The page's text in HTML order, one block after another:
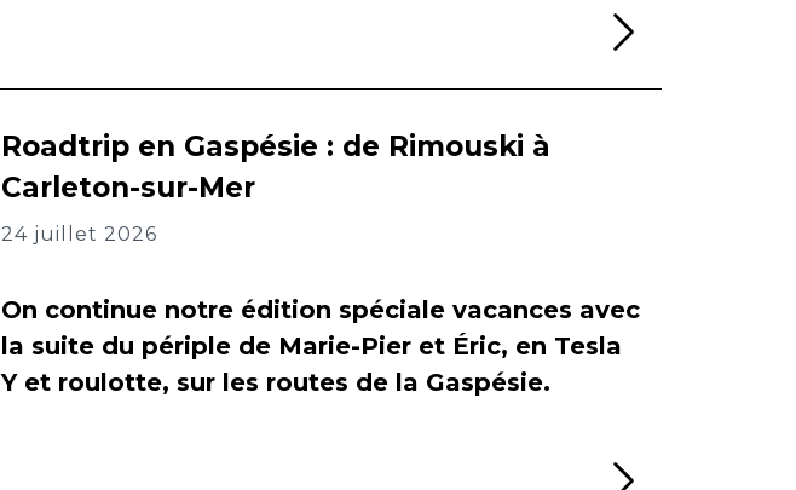
Roadtrip en Gaspésie : de Rimouski à
Carleton-sur-Mer
24 juillet 2026
On continue notre édition spéciale vacances avec
la suite du périple de Marie-Pier et Éric, en Tesla
Y et roulotte, sur les routes de la Gaspésie.